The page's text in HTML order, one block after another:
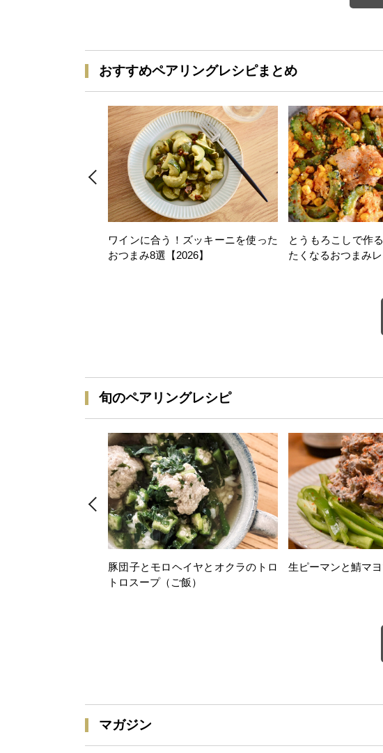
おすすめペアリングレシピまとめ
ワインに合う！ズッキーニを使った
おつまみ8選【2026】
とうもろこしで作
たくなるおつまみレ
旬のペアリングレシピ
豚団子とモロヘイヤとオクラのトロ
トロスープ（ご飯）
生ピーマンと鯖マ
マガジン